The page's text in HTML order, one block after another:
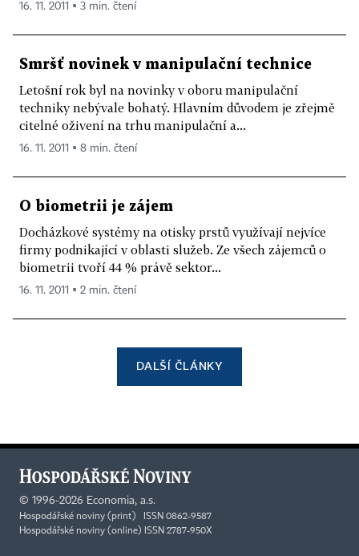
16. 11. 2011 ▪ 3 min. čtení
Smršť novinek v manipulační technice
Letošní rok byl na novinky v oboru manipulační
techniky nebývale bohatý. Hlavním důvodem je zřejmě
citelné oživení na trhu manipulační a...
16. 11. 2011 ▪ 8 min. čtení
O biometrii je zájem
Docházkové systémy na otisky prstů využívají nejvíce
firmy podnikající v oblasti služeb. Ze všech zájemců o
biometrii tvoří 44 % právě sektor...
16. 11. 2011 ▪ 2 min. čtení
DALŠÍ ČLÁNKY
© 1996-2026 Economia, a.s.
Hospodářské noviny (print) ISSN 0862-9587
Hospodářské noviny (online) ISSN 2787-950X